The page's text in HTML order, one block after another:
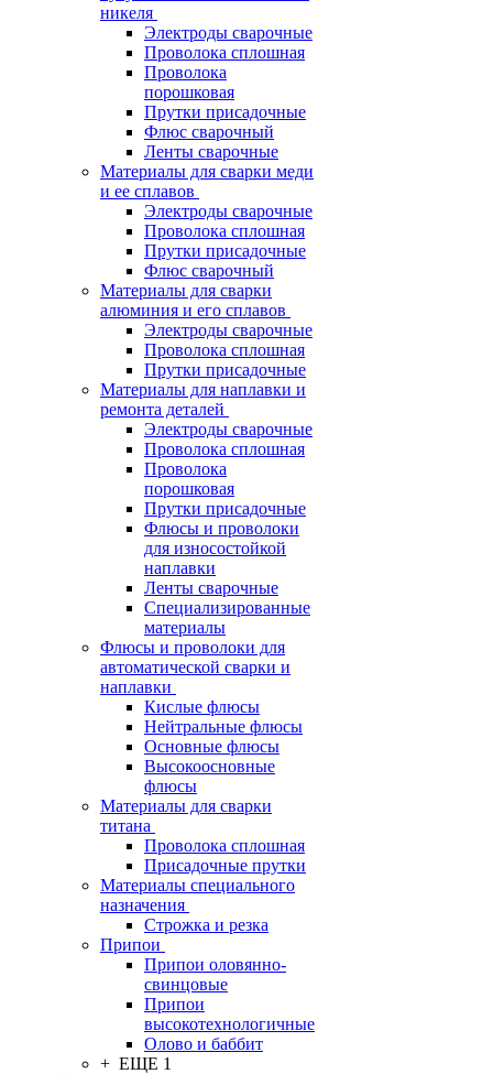
никеля
Электроды сварочные
Проволока сплошная
Проволока
порошковая
Прутки присадочные
Флюс сварочный
Ленты сварочные
Материалы для сварки меди
и ее сплавов
Электроды сварочные
Проволока сплошная
Прутки присадочные
Флюс сварочный
Материалы для сварки
алюминия и его сплавов
Электроды сварочные
Проволока сплошная
Прутки присадочные
Материалы для наплавки и
ремонта деталей
Электроды сварочные
Проволока сплошная
Проволока
порошковая
Прутки присадочные
Флюсы и проволоки
для износостойкой
наплавки
Ленты сварочные
Специализированные
материалы
Флюсы и проволоки для
автоматической сварки и
наплавки
Кислые флюсы
Нейтральные флюсы
Основные флюсы
Высокоосновные
флюсы
Материалы для сварки
титана
Проволока сплошная
Присадочные прутки
Материалы специального
назначения
Строжка и резка
Припои
Припои оловянно-
свинцовые
Припои
высокотехнологичные
Олово и баббит
+ ЕЩЕ 1